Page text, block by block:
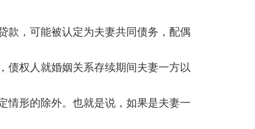
款，可能被认定为夫妻共同债务，配偶
债权人就婚姻关系存续期间夫妻一方以
情形的除外。也就是说，如果是夫妻一